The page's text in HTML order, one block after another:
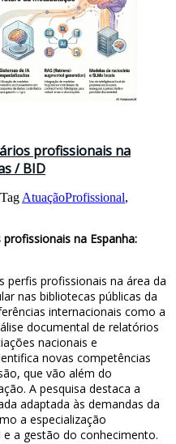
profissionais na
/ BID
Tag AtuaçãoProfissional,
na Espanha:
perfis profissionais na área da
nas bibliotecas públicas da
internacionais como a
documental de relatórios
nacionais e
novas competências
que vão além do
A pesquisa destaca a
adaptada às demandas da
a especialização
a gestão do conhecimento.